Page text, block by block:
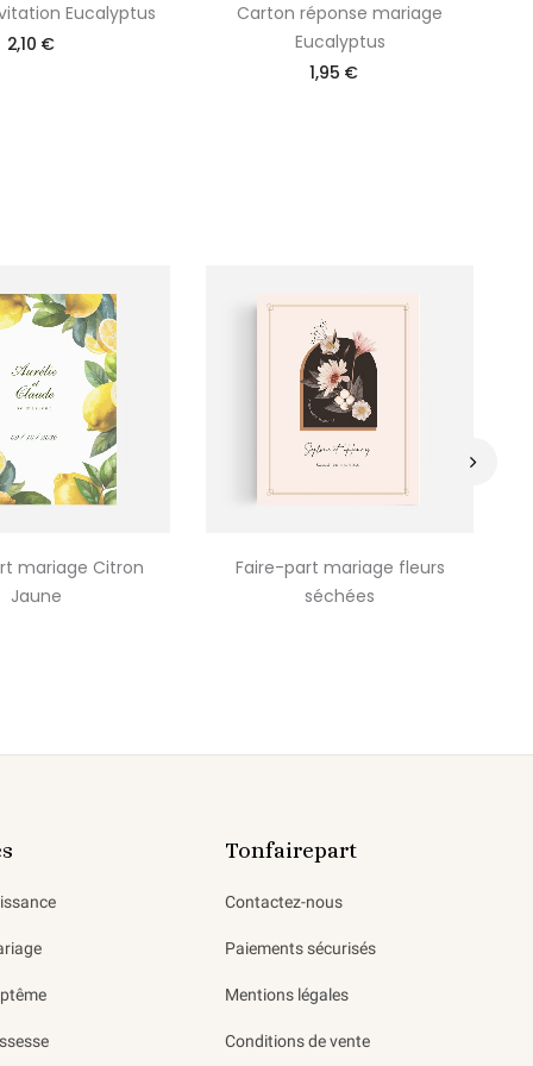
Eucalyptus
2,10 €
Carton réponse mariage
Eucalyptus
1,95 €
mariage Citron
Jaune
Faire-part mariage fleurs
séchées
Tonfairepart
Contactez-nous
Paiements sécurisés
Mentions légales
Conditions de vente